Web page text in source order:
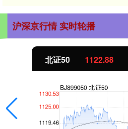
沪深京行情 实时轮播
北证50 1122.88